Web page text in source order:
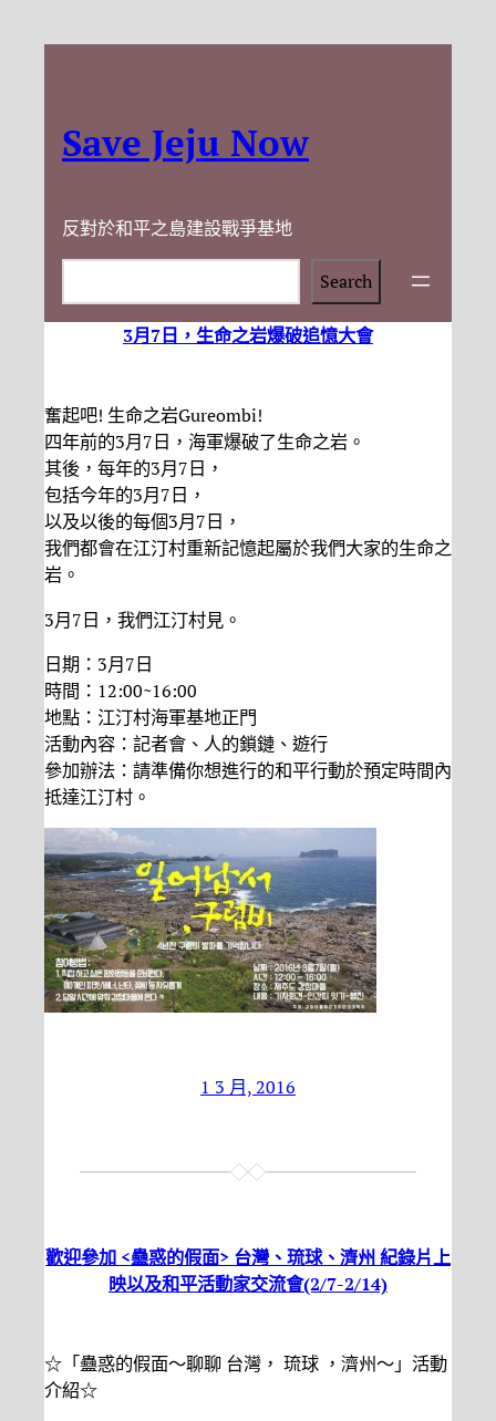
Save Jeju Now
反對於和平之島建設戰爭基地
Search
3月7日，生命之岩爆破追憶大會
奮起吧! 生命之岩Gureombi!
四年前的3月7日，海軍爆破了生命之岩。
其後，每年的3月7日，
包括今年的3月7日，
以及以後的每個3月7日，
我們都會在江汀村重新記憶起屬於我們大家的生命之
岩。
3月7日，我們江汀村見。
日期：3月7日
時間：12:00~16:00
地點：江汀村海軍基地正門
活動內容：記者會、人的鎖鏈、遊行
參加辦法：請準備你想進行的和平行動於預定時間內
抵達江汀村。
1 3 月, 2016
歡迎參加 <蠱惑的假面> 台灣、琉球、濟州 紀錄片上
映以及和平活動家交流會(2/7-2/14)
☆「蠱惑的假面～聊聊 台灣， 琉球 ，濟州～」活動
介紹☆